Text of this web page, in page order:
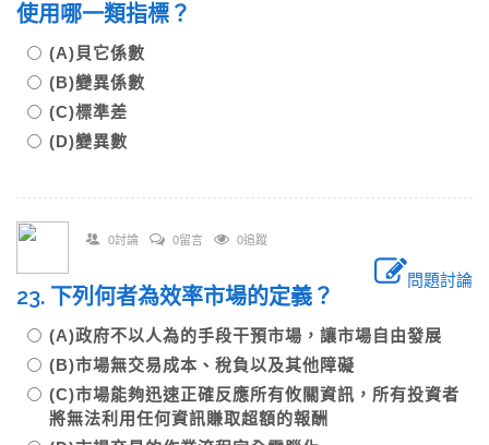
使用哪一類指標？
(A)貝它係數
(B)變異係數
(C)標準差
(D)變異數
0討論 0留言 0追蹤
問題討論
23. 下列何者為效率市場的定義？
(A)政府不以人為的手段干預市場，讓市場自由發展
(B)市場無交易成本、稅負以及其他障礙
(C)市場能夠迅速正確反應所有攸關資訊，所有投資者
將無法利用任何資訊賺取超額的報酬